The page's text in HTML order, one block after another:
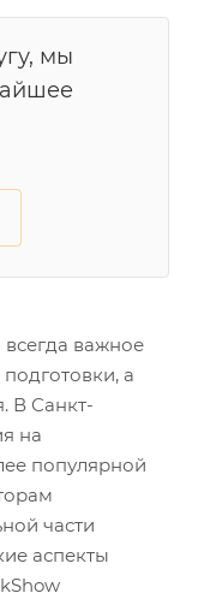
мы
важное
а
В Санкт-
на
популярной
части
аспекты